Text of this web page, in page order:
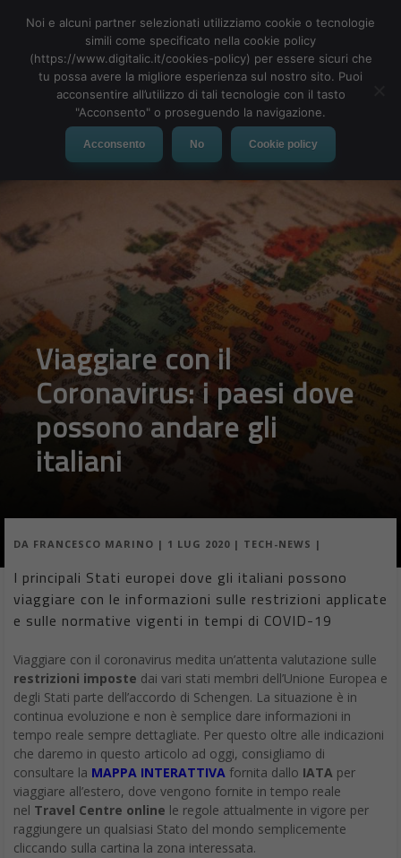
MENU
Viaggiare con il
Coronavirus: i paesi dove
possono andare gli
italiani
DA FRANCESCO MARINO | 1 LUG 2020 | TECH-NEWS |
I principali Stati europei dove gli italiani possono
viaggiare con le informazioni sulle restrizioni applicate
e sulle normative vigenti in tempi di COVID-19
Viaggiare con il coronavirus medita un’attenta valutazione sulle
restrizioni imposte dai vari stati membri dell’Unione Europea e
degli Stati parte dell’accordo di Schengen. La situazione è in
continua evoluzione e non è semplice dare informazioni in
tempo reale sempre dettagliate. Per questo oltre alle indicazioni
che daremo in questo articolo ad oggi, consigliamo di
consultare la MAPPA INTERATTIVA fornita dallo IATA per
viaggiare all’estero, dove vengono fornite in tempo reale
nel Travel Centre online le regole attualmente in vigore per
raggiungere un qualsiasi Stato del mondo semplicemente
cliccando sulla cartina la zona interessata.
Noi e alcuni partner selezionati utilizziamo cookie o tecnologie
simili come specificato nella cookie policy
(https://www.digitalic.it/cookies-policy) per essere sicuri che
tu possa avere la migliore esperienza sul nostro sito. Puoi
acconsentire all’utilizzo di tali tecnologie con il tasto
"Acconsento" o proseguendo la navigazione.
Acconsento No Cookie policy